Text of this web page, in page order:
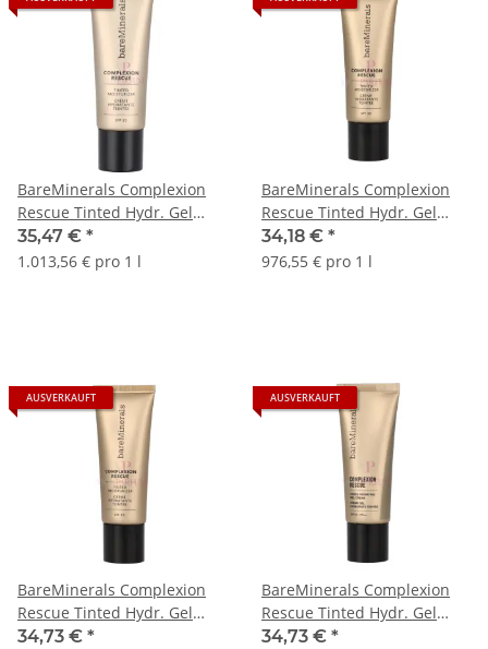
BareMinerals Complexion
Rescue Tinted Hydr. Gel
Cream SPF30
35,47 € *
1.013,56 € pro 1 l
BareMinerals Complexion
Rescue Tinted Hydr. Gel
Cream SPF30
34,18 € *
976,55 € pro 1 l
AUSVERKAUFT
BareMinerals Complexion
Rescue Tinted Hydr. Gel
Cream SPF30
34,73 € *
AUSVERKAUFT
BareMinerals Complexion
Rescue Tinted Hydr. Gel
Cream SPF30
34,73 € *